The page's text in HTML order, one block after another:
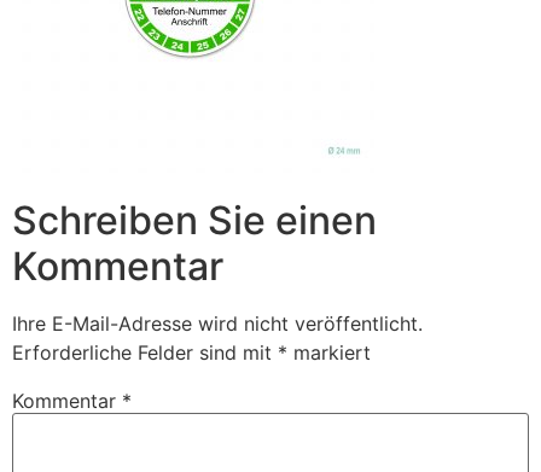
Schreiben Sie einen
Kommentar
Ihre E-Mail-Adresse wird nicht veröffentlicht.
Erforderliche Felder sind mit * markiert
Kommentar *